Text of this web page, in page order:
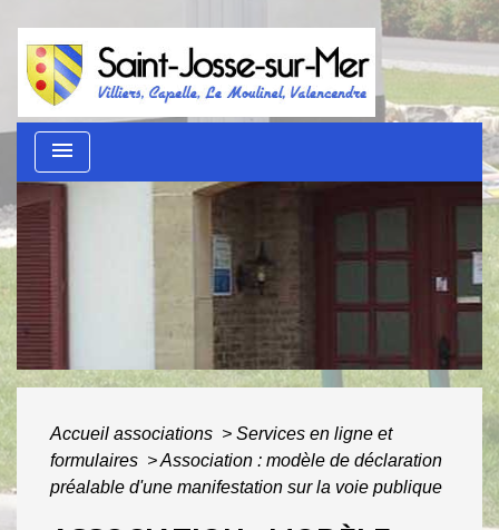
menu
Guide des démarches
administratives
AU QUOTIDIEN
GUIDE DES
DÉMARCHES ADMINISTRATIVES
Accueil associations > Services en ligne et
formulaires >Association : modèle de déclaration
préalable d'une manifestation sur la voie publique